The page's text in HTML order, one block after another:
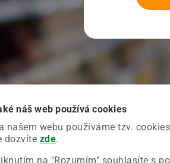
náš web používá cookies
našem webu používáme tzv.
dozvíte zde.
na "Rozumím" souhlasíte s